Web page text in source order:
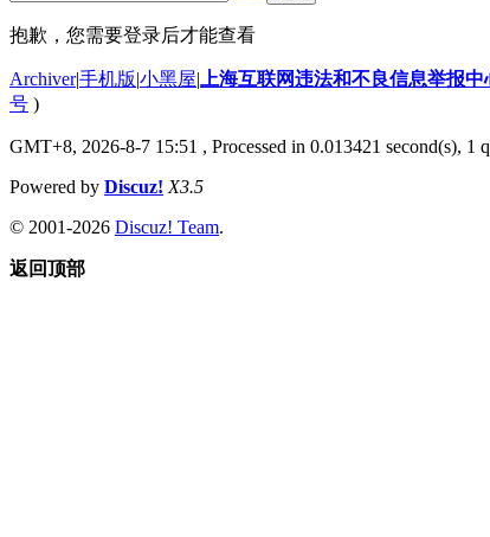
抱歉，您需要登录后才能查看
Archiver|手机版|小黑屋| 上海互联网违法和不良信息举报中
号 )
GMT+8, 2026-8-7 15:51 , Processed in 0.013421 second(s), 1
Powered by Discuz! X3.5
© 2001-2026 Discuz! Team.
返回顶部